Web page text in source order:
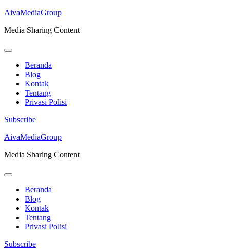
AivaMediaGroup
Media Sharing Content
Beranda
Blog
Kontak
Tentang
Privasi Polisi
Subscribe
Lompat
konten
Enter)
AivaMediaGroup
Media Sharing Content
Beranda
Blog
Kontak
Tentang
Privasi Polisi
Subscribe